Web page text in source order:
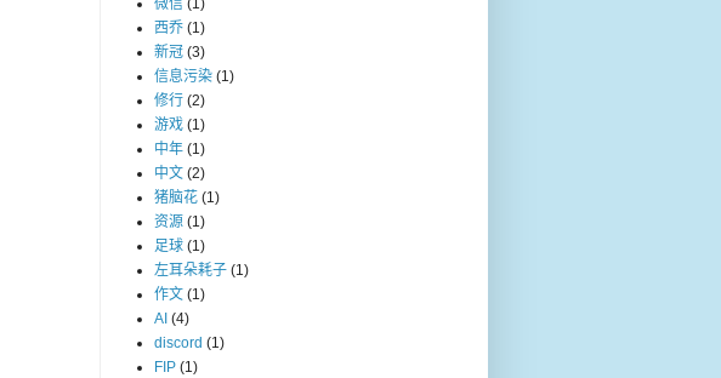
微信 (1)
西乔 (1)
新冠 (3)
信息污染 (1)
修行 (2)
游戏 (1)
中年 (1)
中文 (2)
猪脑花 (1)
资源 (1)
足球 (1)
左耳朵耗子 (1)
作文 (1)
AI (4)
discord (1)
FIP (1)